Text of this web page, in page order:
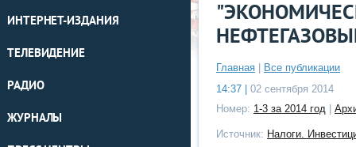
ИНТЕРНЕТ-ИЗДАНИЯ
ТЕЛЕВИДЕНИЕ
РАДИО
ЖУРНАЛЫ
Главная
Все публикации
14:37 |
02 сентября 2014
Номер: 1-3 за 2014 год
Источник: Налоги.